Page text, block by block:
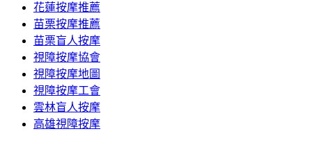
花蓮按摩推薦
苗栗按摩推薦
苗栗盲人按摩
視障按摩協會
視障按摩地圖
視障按摩工會
雲林盲人按摩
高雄視障按摩